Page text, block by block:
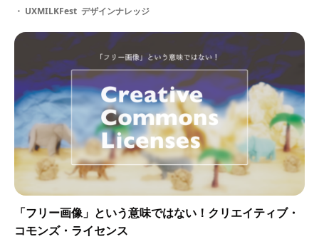
UXMILKFest デザインナレッジ
「フリー画像」という意味ではない！クリエイティブ・
コモンズ・ライセンス